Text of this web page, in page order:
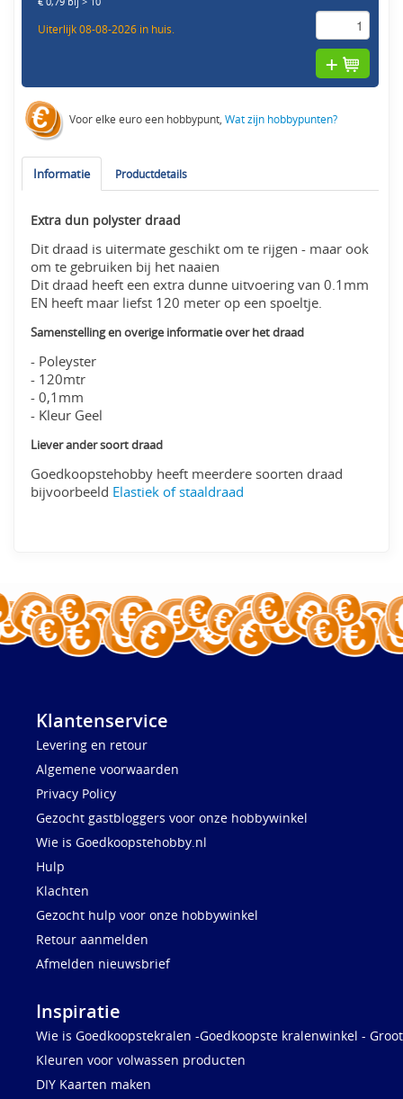
Uiterlijk 08-08-2026 in huis.
Voor elke euro een hobbypunt,Wat zijn hobbypunten?
Informatie Productdetails
Extra dun polyster draad
Dit draad is uitermate geschikt om te rijgen - maar ook
om te gebruiken bij het naaien
Dit draad heeft een extra dunne uitvoering van 0.1mm
EN heeft maar liefst 120 meter op een spoeltje.
Samenstelling en overige informatie over het draad
- Poleyster
- 120mtr
- 0,1mm
- Kleur Geel
Liever ander soort draad
Goedkoopstehobby heeft meerdere soorten draad
bijvoorbeeld Elastiek of staaldraad
Klantenservice
Levering en retour
Algemene voorwaarden
Privacy Policy
Gezocht gastbloggers voor onze hobbywinkel
Wie is Goedkoopstehobby.nl
Hulp
Klachten
Gezocht hulp voor onze hobbywinkel
Retour aanmelden
Afmelden nieuwsbrief
Inspiratie
Wie is Goedkoopstekralen -Goedkoopste kralenwinkel -
Kleuren voor volwassen producten
DIY Kaarten maken